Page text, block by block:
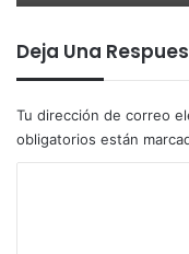
Deja Una
Tu dirección de correo
obligatorios están